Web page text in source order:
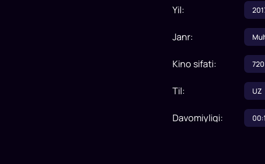
Yil:
Janr:
Kino sifati: 720
Til: UZ
Davomiyligi: